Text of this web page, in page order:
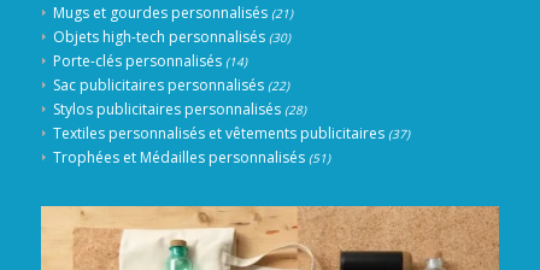
Mugs et gourdes personnalisés (21)
Objets high-tech personnalisés (30)
Porte-clés personnalisés (14)
Sac publicitaires personnalisés (22)
Stylos publicitaires personnalisés (28)
Textiles personnalisés et vêtements publicitaires (37)
Trophées et Médailles personnalisés (51)